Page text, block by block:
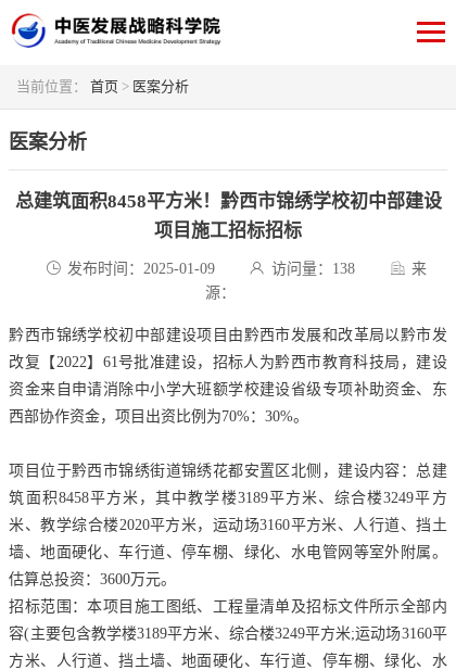
当前位置： 首页 > 医案分析
医案分析
总建筑面积8458平方米！黔西市锦绣学校初中部建设
项目施工招标招标
发布时间：2025-01-09 访问量： 138
来
源：
黔西市锦绣学校初中部建设项目由黔西市发展和改革局以黔市发
改复【2022】61号批准建设，招标人为黔西市教育科技局，建设
资金来自申请消除中小学大班额学校建设省级专项补助资金、东
西部协作资金，项目出资比例为70%：30%。
项目位于黔西市锦绣街道锦绣花都安置区北侧，建设内容：总建
筑面积8458平方米，其中教学楼3189平方米、综合楼3249平方
米、教学综合楼2020平方米，运动场3160平方米、人行道、挡土
墙、地面硬化、车行道、停车棚、绿化、水电管网等室外附属。
估算总投资：3600万元。
招标范围：本项目施工图纸、工程量清单及招标文件所示全部内
容(主要包含教学楼3189平方米、综合楼3249平方米;运动场3160平
方米、人行道、挡土墙、地面硬化、车行道、停车棚、绿化、水